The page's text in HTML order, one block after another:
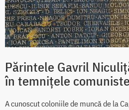
Părintele Gavril
în temnițele comuniste
A cunoscut coloniile de muncă de la